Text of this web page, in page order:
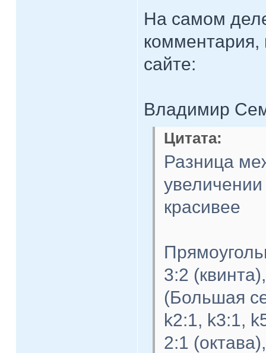
На самом
комментария,
сайте:
Владимир
Цитата:
Разница
красивее
3:2
(Большая
k2:1, k3:1,
2:1